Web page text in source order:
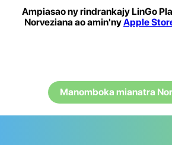
Ampiasao ny rindrankajy LinGo
Norveziana ao amin'nyApple
Manomboka mianatra